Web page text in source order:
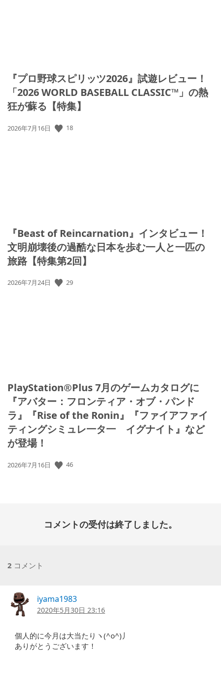
『プロ野球スピリッツ2026』試遊レビュー！
「2026 WORLD BASEBALL CLASSIC™」の熱
狂が蘇る【特集】
公
2026年7月16日 18
『Beast of Reincarnation』インタビュー！
文明崩壊後の過酷な日本を歩む一人と一匹の
旅路【特集第2回】
公
2026年7月24日 29
PlayStation®Plus 7月のゲームカタログに
『アバター：フロンティア・オブ・パンド
ラ』『Rise of the Ronin』『ファイアファイ
ティングシミュレ一タ一 イグナイト』など
が登場！
公
2026年7月16日 46
コメントの受付は終了しました。
2 コメント
iyama1983
2020年5月30日 23:16
個人的に今月は大当たりヽ(^o^)丿
ありがとうございます！